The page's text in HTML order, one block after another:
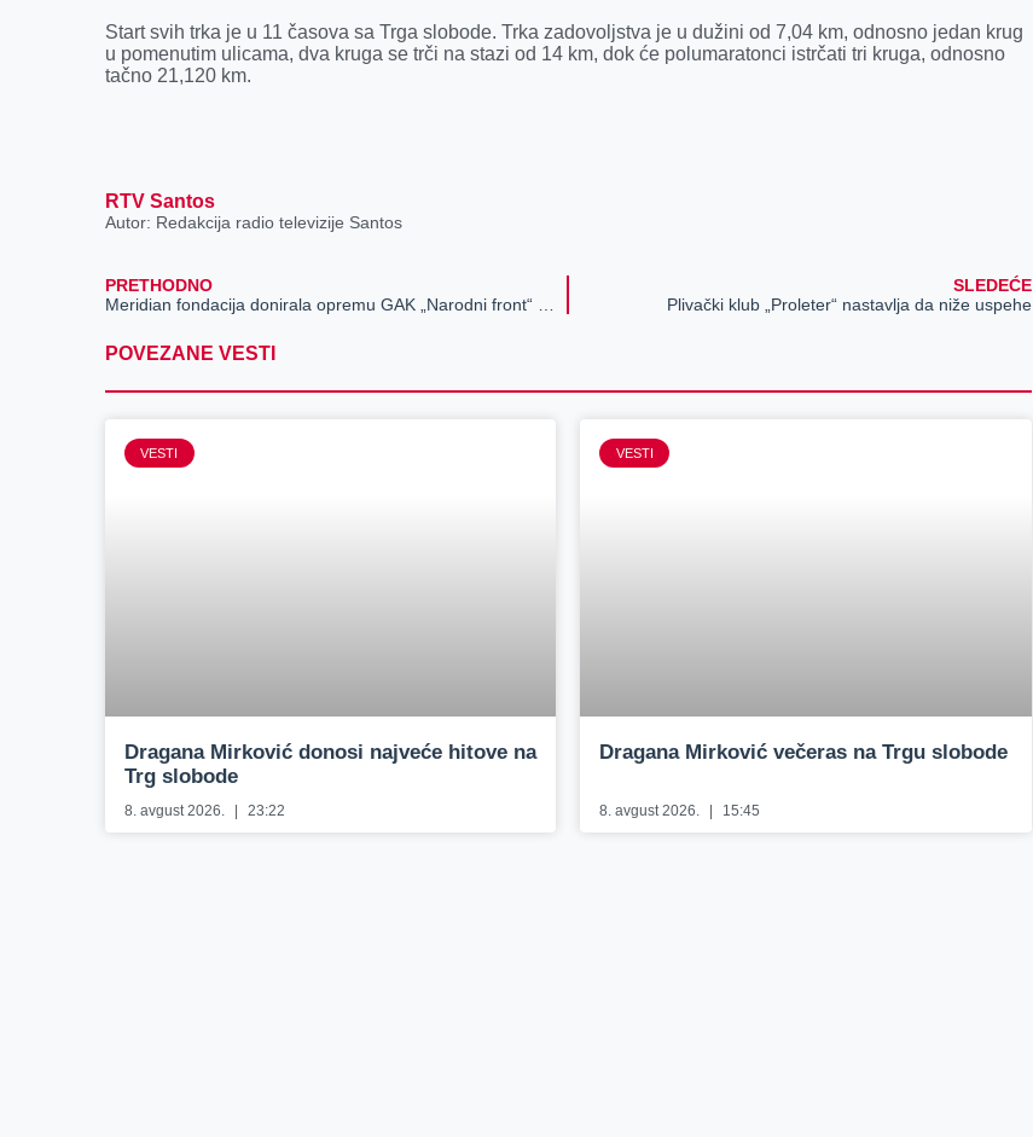
Start svih trka je u 11 časova sa Trga slobode. Trka zadovoljstva je u dužini od 7,04 km, odnosno jedan krug
u pomenutim ulicama, dva kruga se trči na stazi od 14 km, dok će polumaratonci istrčati tri kruga, odnosno
tačno 21,120 km.
RTV Santos
Autor: Redakcija radio televizije Santos
PRETHODNO
SLEDEĆE
Plivački klub „Proleter“ nastavlja da niže uspehe
POVEZANE VESTI
VESTI
Dragana Mirković donosi najveće hitove na
Trg slobode
8. avgust 2026. 23:22
VESTI
Dragana Mirković večeras na Trgu slobode
8. avgust 2026. 15:45